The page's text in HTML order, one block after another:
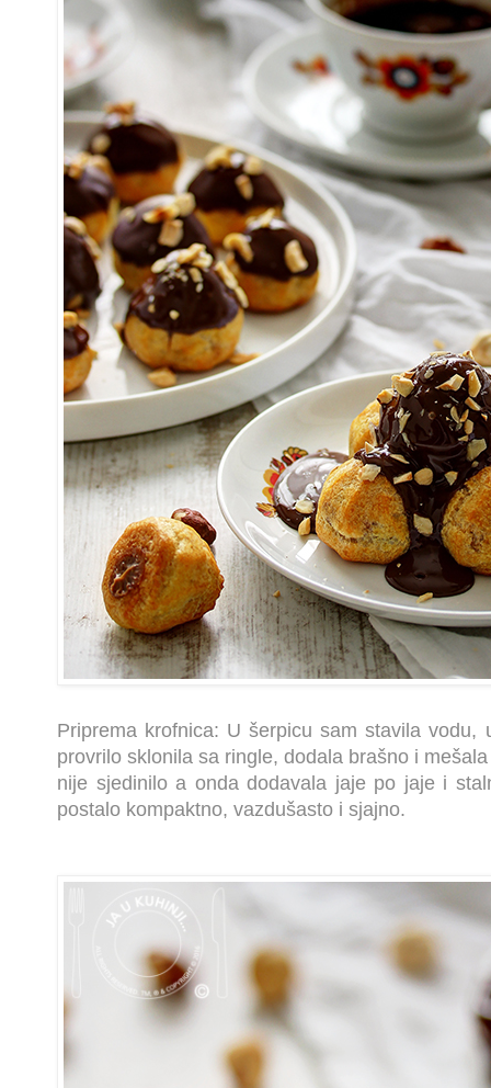
Priprema krofnica: U šerpicu sam stavila
provrilo sklonila sa ringle, dodala brašno i
nije sjedinilo a onda dodavala jaje po jaje i
postalo kompaktno, vazdušasto i sjajno.